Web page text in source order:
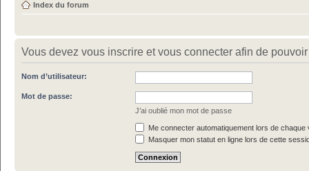
Index du forum
Vous devez vous inscrire et vous connecter afin de
Nom d’utilisateur:
Mot de passe:
J’ai oublié mon mot de passe
Me connecter automatiquement lors de chaque
Masquer mon statut en ligne lors de cette